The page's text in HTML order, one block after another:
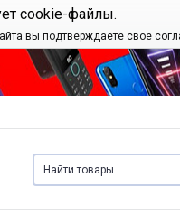
cookie-файлы.
вы подтверждаете свое